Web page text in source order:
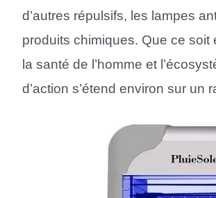
d’autres répulsifs, les lampes
produits chimiques. Que ce
la santé de l’homme et
d’action s’étend environ sur un